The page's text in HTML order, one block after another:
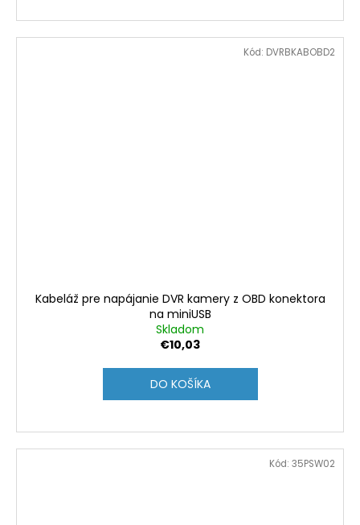
Kabeláž pre napájanie DVR kamery z OBD konektora
na miniUSB
Skladom
€10,03
DO KOŠÍKA
Kód: DVRBKABOBD2
Kód: 35PSW02